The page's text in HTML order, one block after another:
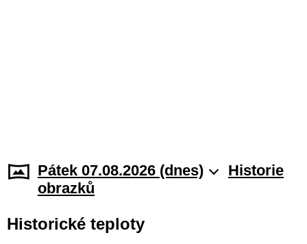
Pátek 07.08.2026 (dnes)
Historie
obrazků
Historické teploty